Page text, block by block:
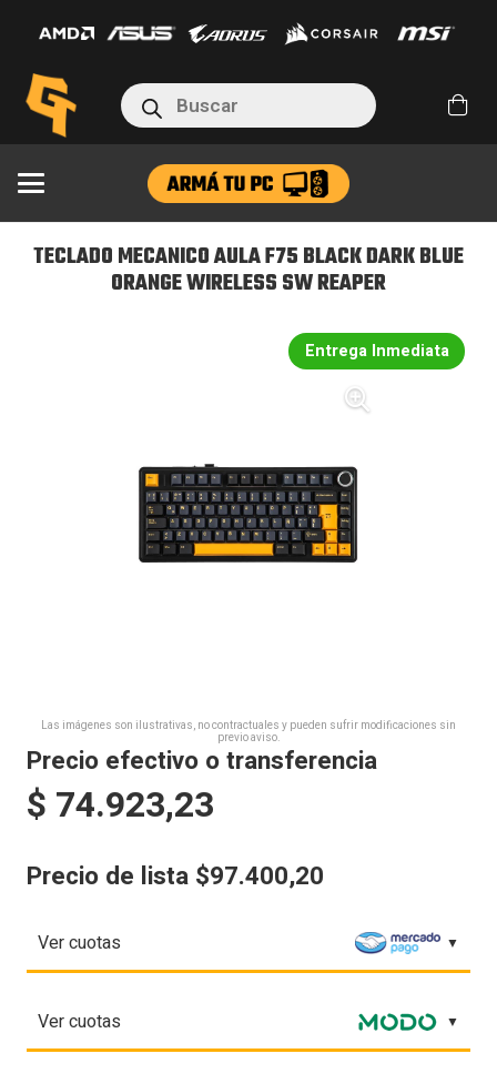
Búsqueda
de
productos
TECLADO MECANICO AULA F75 BLACK DARK BLUE
ORANGE WIRELESS SW REAPER
Entrega Inmediata
Las imágenes son ilustrativas, no contractuales y pueden sufrir modificaciones sin
previo aviso.
Precio efectivo o transferencia
$ 74.923,23
Precio de lista $97.400,20
Ver cuotas
Ver cuotas
F75
BLACK
DARK
BLUE
ORANGE
WIRELESS
REAPER